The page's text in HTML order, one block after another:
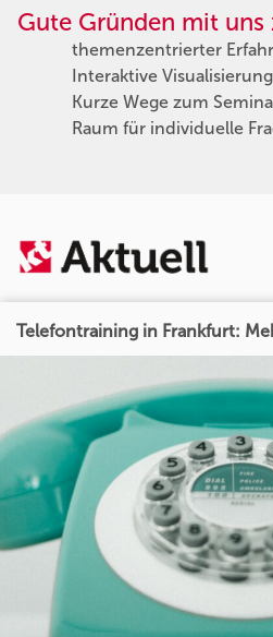
Gute Gründen mit
themenzentrierter
Interaktive
Kurze Wege zum
Raum für individuelle
Telefontraining in Frankfurt: